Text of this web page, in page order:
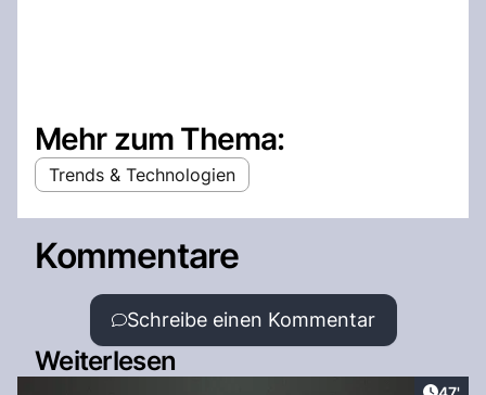
Mehr zum Thema:
Trends & Technologien
Kommentare
Schreibe einen Kommentar
Weiterlesen